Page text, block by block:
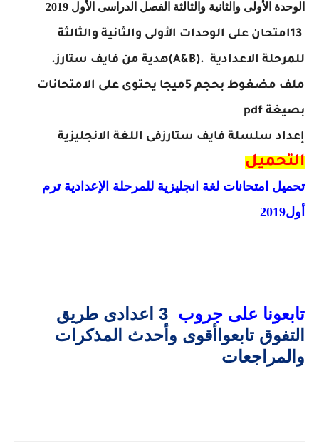
الوحدة الأولى والثانية والثالثة الفصل الدراسى الأول 2019
13امتحان على الوحدات الأولى والثانية والثالثة
للمرحلة الاعدادية (A&B).هدية من فايف ستارز.
ملف مضغوط بحجم 5ميجا يحتوى على الامتحانات
بصيغة pdf
إعداد سلسلة فايف ستارزفى اللغة الانجليزية
التحميل
تحميل امتحانات لغة انجليزية للمرحلة الإعدادية ترم
أول2019
تابعونا على جروب
3 اعدادى طريق
التفوق تابعواأقوى وأحدث المذكرات
والمراجعات